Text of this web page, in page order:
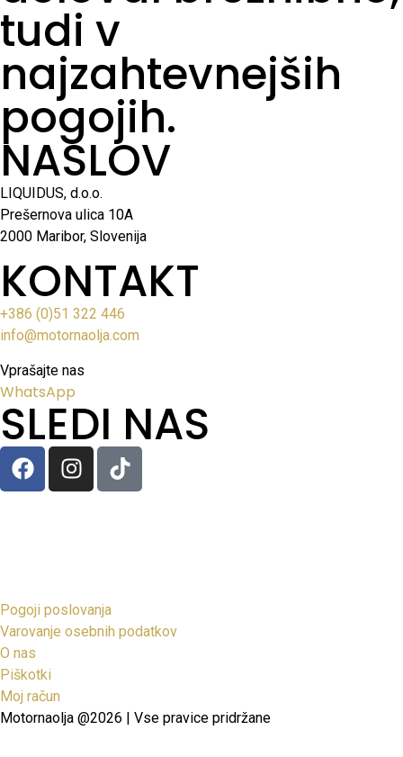
tudi v
najzahtevnejših
pogojih.
NASLOV
LIQUIDUS, d.o.o.
Prešernova ulica 10A
2000 Maribor, Slovenija
KONTAKT
+386 (0)51 322 446
info@motornaolja.com
Vprašajte nas
WhatsApp
SLEDI NAS
Pogoji poslovanja
Varovanje osebnih podatkov
O nas
Piškotki
Moj račun
Motornaolja @2026 | Vse pravice pridržane